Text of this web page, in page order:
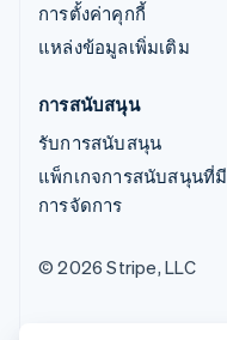
การตั้งค่าคุกกี้
แหล่งข้อมูลเพิ่มเติม
การสนับสนุน
รับการสนับสนุน
แพ็กเกจการสนับสนุนที่มี
การจัดการ
© 2026 Stripe, LLC